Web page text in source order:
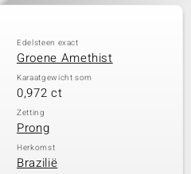
Edelsteen exact
Groene Amethist
Karaatgewicht som
0,972 ct
Zetting
Prong
Herkomst
Brazilië